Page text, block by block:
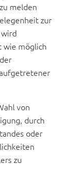
melden
zur
wie möglich
von
durch
oder
zu